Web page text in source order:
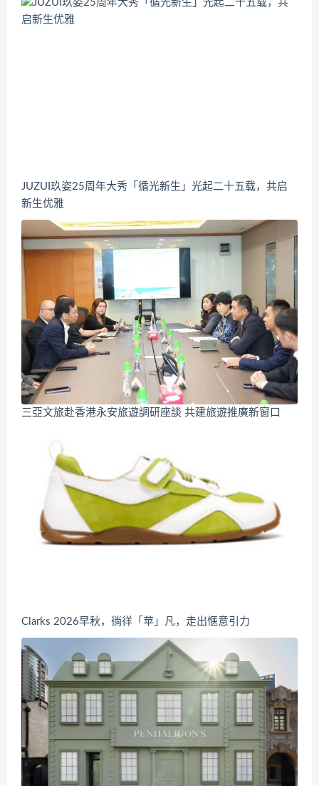
JUZUI玖姿25周年大秀「循光新生」光起二十五载，共启
新生优雅
三亞文旅赴香港永安旅遊調研座談 共建旅遊推廣新窗口
Clarks 2026早秋，徜徉「苹」凡，走出惬意引力